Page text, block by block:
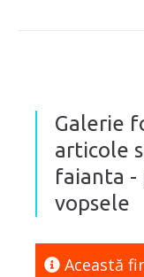
Galerie
articole
faianta -
vopsele
Această